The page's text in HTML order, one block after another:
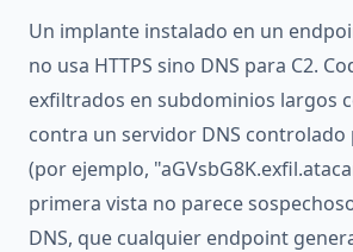
Un implante instalado en un
no usa HTTPS sino DNS para C2.
exfiltrados en subdominios largos
contra un servidor DNS controlado
(por ejemplo,
primera vista no parece
DNS, que cualquier endpoint